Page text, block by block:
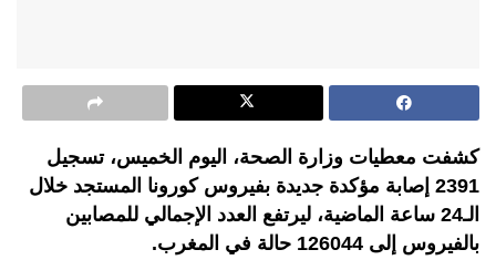
كشفت معطيات وزارة الصحة، اليوم الخميس، تسجيل
2391 إصابة مؤكدة جديدة بفيروس كورونا المستجد خلال
الـ24 ساعة الماضية، ليرتفع العدد الإجمالي للمصابين
بالفيروس إلى 126044 حالة في المغرب.